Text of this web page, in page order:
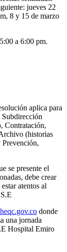
jueves 22
8 y 15 de marzo
a 6:00 pm.
aplica para
Contratación,
(historias
se presente el
debe crear
atentos al
donde
una jornada
Hospital Emiro